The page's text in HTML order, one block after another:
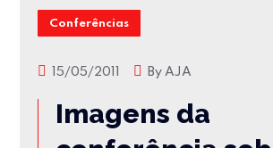
Conferências
15/05/2011 By AJA
Imagens da